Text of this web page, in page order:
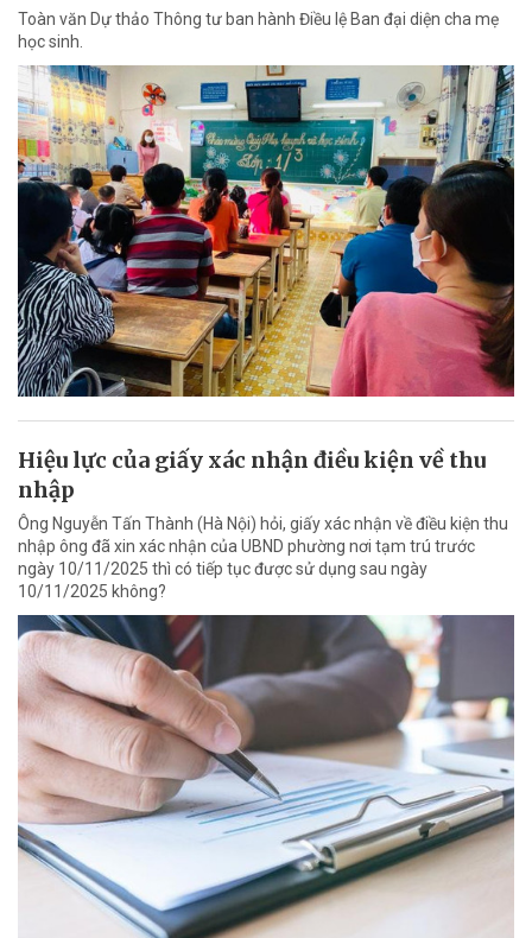
Toàn văn Dự thảo Thông tư ban hành Điều lệ Ban đại diện cha mẹ
học sinh.
Hiệu lực của giấy xác nhận điều kiện về thu
nhập
Ông Nguyễn Tấn Thành (Hà Nội) hỏi, giấy xác nhận về điều kiện thu
nhập ông đã xin xác nhận của UBND phường nơi tạm trú trước
ngày 10/11/2025 thì có tiếp tục được sử dụng sau ngày
10/11/2025 không?